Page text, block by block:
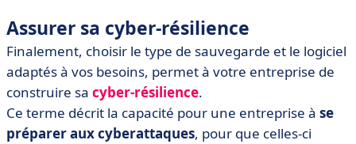
Assurer sa cyber-résilience
Finalement, choisir le type de sauvegarde et le logiciel
adaptés à vos besoins, permet à votre entreprise de
construire sa cyber-résilience.
Ce terme décrit la capacité pour une entreprise à se
préparer aux cyberattaques, pour que celles-ci